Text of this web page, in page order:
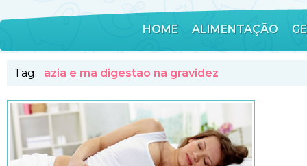
HOME ALIMENTAÇÃO
Tag: azia e ma digestão na gravidez